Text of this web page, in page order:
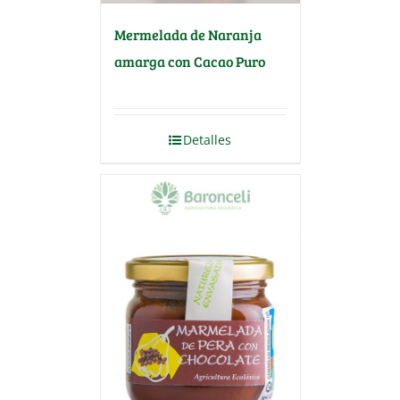
Mermelada de Naranja
amarga con Cacao Puro
Detalles